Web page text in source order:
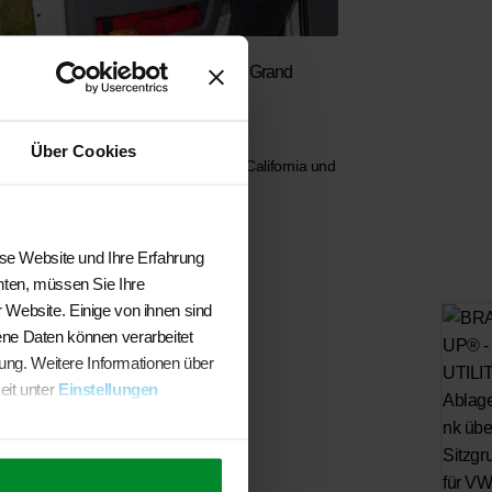
Über Cookies
Website und Ihre Erfahrung
müssen Sie Ihre
Einige von ihnen sind
Daten können verarbeitet
Weitere Informationen über
unter Einstellungen
– MULTIBOX® für VW Grand
Fahrerhaustür links
MULTIBOX® VW- Grand California und
In den Warenkorb